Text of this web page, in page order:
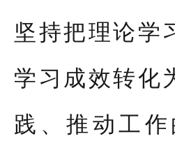
坚持把理论学
学习成效转化
践、推动工